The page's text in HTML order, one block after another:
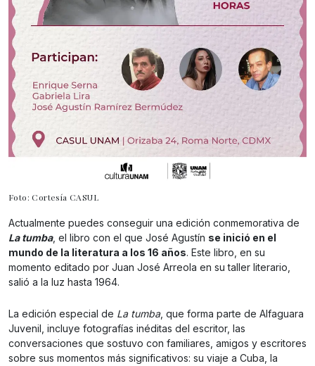
Foto: Cortesía CASUL
Actualmente puedes conseguir una edición conmemorativa de
La tumba, el libro con el que José Agustín se inició en el
mundo de la literatura a los 16 años. Este libro, en su
momento editado por Juan José Arreola en su taller literario,
salió a la luz hasta 1964.
La edición especial de La tumba, que forma parte de Alfaguara
Juvenil, incluye fotografías inéditas del escritor, las
conversaciones que sostuvo con familiares, amigos y escritores
sobre sus momentos más significativos: su viaje a Cuba, la